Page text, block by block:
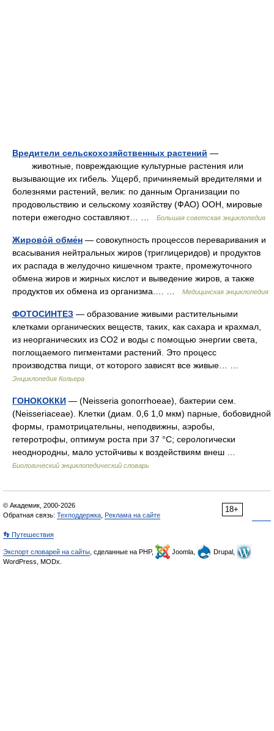
Вредители сельскохозяйственных растений —
животные, повреждающие культурные растения или
вызывающие их гибель. Ущерб, причиняемый вредителями и
болезнями растений, велик: по данным Организации по
продовольствию и сельскому хозяйству (ФАО) ООН, мировые
потери ежегодно составляют… …
Большая советская энциклопедия
Жирово́й обме́н — совокупность процессов переваривания и
всасывания нейтральных жиров (триглицеридов) и продуктов
их распада в желудочно кишечном тракте, промежуточного
обмена жиров и жирных кислот и выведение жиров, а также
продуктов их обмена из организма.… …
Медицинская энциклопедия
ФОТОСИНТЕЗ — образование живыми растительными
клетками органических веществ, таких, как сахара и крахмал,
из неорганических из СО2 и воды с помощью энергии света,
поглощаемого пигментами растений. Это процесс
производства пищи, от которого зависят все живые… …
Энциклопедия Кольера
ГОНОКОККИ — (Neisseria gonorrhoeae), бактерии сем.
(Neisseriaceae). Клетки (диам. 0,6 1,0 мкм) парные, бобовидной
формы, грамотрицательны, неподвижны, аэробы,
гетеротрофы, оптимум роста при 37 °С; серологически
неоднородны, мало устойчивы к воздействиям внеш …
Биологический энциклопедический словарь
18+
© Академик, 2000-2026
Обратная связь: Техподдержка Реклама на сайте
👣 Путешествия
Экспорт словарей на сайты , сделанные на PHP, Joomla,
Drupal,
WordPress, MODx.